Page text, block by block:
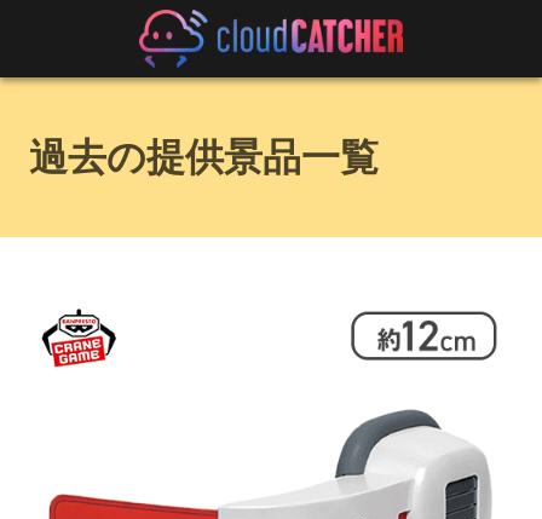
過去の提供景品一覧